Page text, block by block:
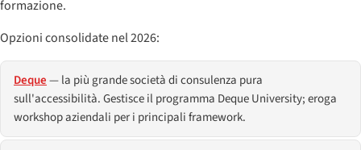
formazione.
Opzioni consolidate nel 2026:
Deque— la più grande società di consulenza pura
sull'accessibilità. Gestisce il programma Deque University; eroga
workshop aziendali per i principali framework.